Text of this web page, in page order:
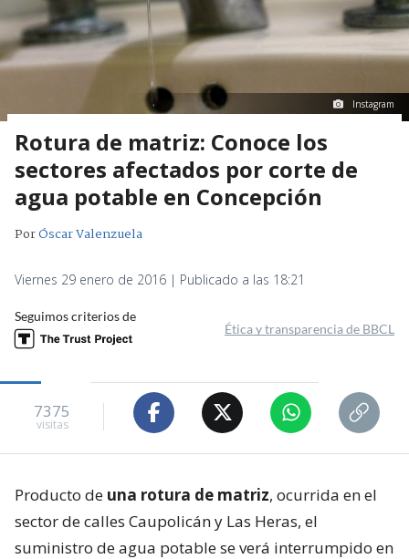
Instagram
Rotura de matriz: Conoce los
sectores afectados por corte de
agua potable en Concepción
PorÓscar Valenzuela
Viernes 29 enero de 2016 | Publicado a las 18:21
Seguimos criterios de
Ética y transparencia de BBCL
7375
visitas
Producto de una rotura de matriz, ocurrida en el
sector de calles Caupolicán y Las Heras, el
suministro de agua potable se verá interrumpido en